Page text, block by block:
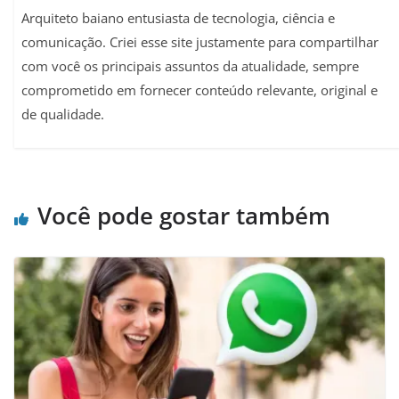
Arquiteto baiano entusiasta de tecnologia, ciência e
comunicação. Criei esse site justamente para compartilhar
com você os principais assuntos da atualidade, sempre
comprometido em fornecer conteúdo relevante, original e
de qualidade.
Você pode gostar também